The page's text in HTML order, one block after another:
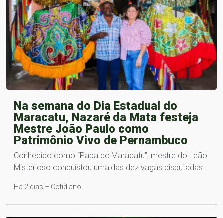
Na semana do Dia Estadual do
Maracatu, Nazaré da Mata festeja
Mestre João Paulo como
Patrimônio Vivo de Pernambuco
Conhecido como “Papa do Maracatu”, mestre do Leão
Misterioso conquistou uma das dez vagas disputadas…
Há 2 dias – Cotidiano